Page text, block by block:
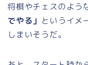
将棋やチェスのよう
でやる」 というイメ
しまいそうだ。